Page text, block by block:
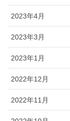
2023年4月
2023年3月
2023年1月
2022年12月
2022年11月